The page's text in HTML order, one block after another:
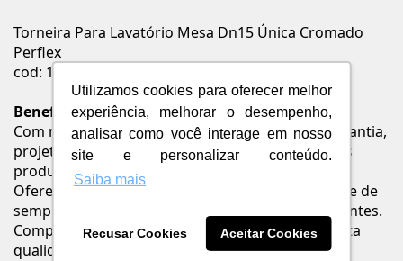
Utilizamos cookies para oferecer melhor
experiência, melhorar o desempenho,
analisar como você interage em nosso
site e personalizar conteúdo.
Saiba mais
Recusar Cookies Aceitar Cookies
Torneira Para Lavatório Mesa Dn15 Única Cromado
Perflex
cod: 10748510
Benefícios
Com materiais de alta qualidade e 12 anos de garantia,
projetados para serem práticos e bonitos, nossos
produtos são ótimas opções para economizar.
Oferecemos preços competitivos e uma variedade de
sempre satisfazer as necessidades de nossos clientes.
Comprometemo-nos em oferecer produtos de alta
qualidade e design para o seu lar.